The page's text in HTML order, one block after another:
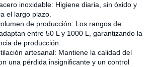
inoxidable: Higiene diaria, sin óxido y
el largo plazo.
de producción: Los rangos de
entre 50 L y 1000 L, garantizando la
de producción.
artesanal: Mantiene la calidad del
una pérdida insignificante y un control